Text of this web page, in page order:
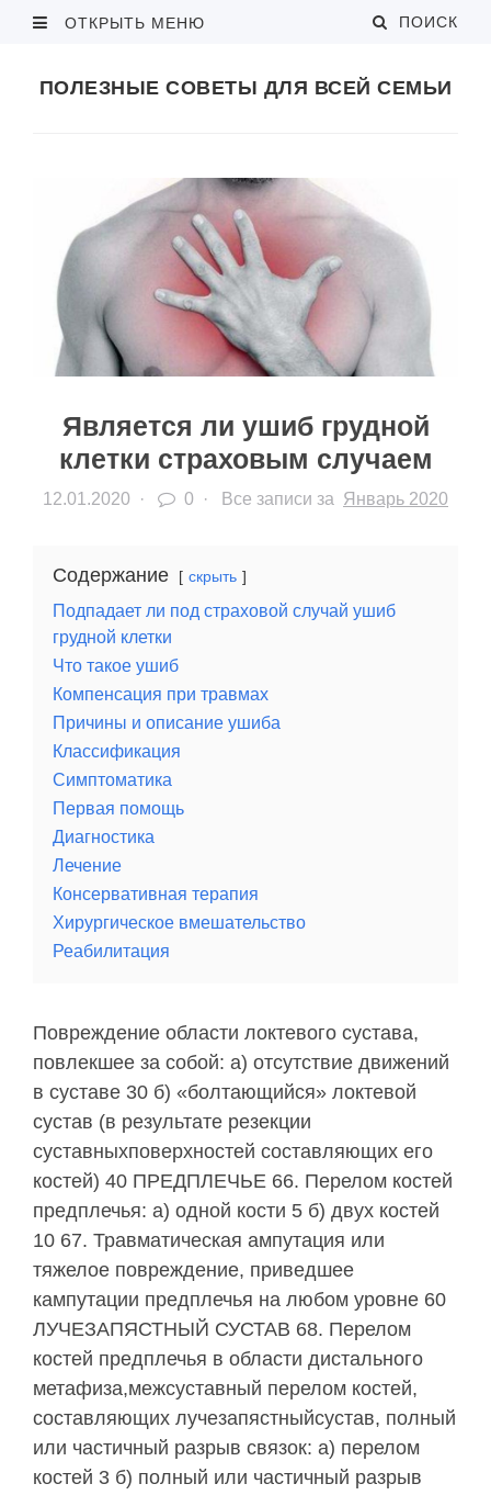
ОТКРЫТЬ МЕНЮ ПОИСК
ПОЛЕЗНЫЕ СОВЕТЫ ДЛЯ ВСЕЙ СЕМЬИ
Является ли ушиб грудной
клетки страховым случаем
12.01.2020 · 0 · Все записи за Январь 2020
Содержание скрыть
Подпадает ли под страховой случай ушиб
грудной клетки
Что такое ушиб
Компенсация при травмах
Причины и описание ушиба
Классификация
Симптоматика
Первая помощь
Диагностика
Лечение
Консервативная терапия
Хирургическое вмешательство
Реабилитация
Повреждение области локтевого сустава,
повлекшее за собой: а) отсутствие движений
в суставе 30 б) «болтающийся» локтевой
сустав (в результате резекции
суставныхповерхностей составляющих его
костей) 40 ПРЕДПЛЕЧЬЕ 66. Перелом костей
предплечья: а) одной кости 5 б) двух костей
10 67. Травматическая ампутация или
тяжелое повреждение, приведшее
кампутации предплечья на любом уровне 60
ЛУЧЕЗАПЯСТНЫЙ СУСТАВ 68. Перелом
костей предплечья в области дистального
метафиза,межсуставный перелом костей,
составляющих лучезапястныйсустав, полный
или частичный разрыв связок: а) перелом
костей 3 б) полный или частичный разрыв